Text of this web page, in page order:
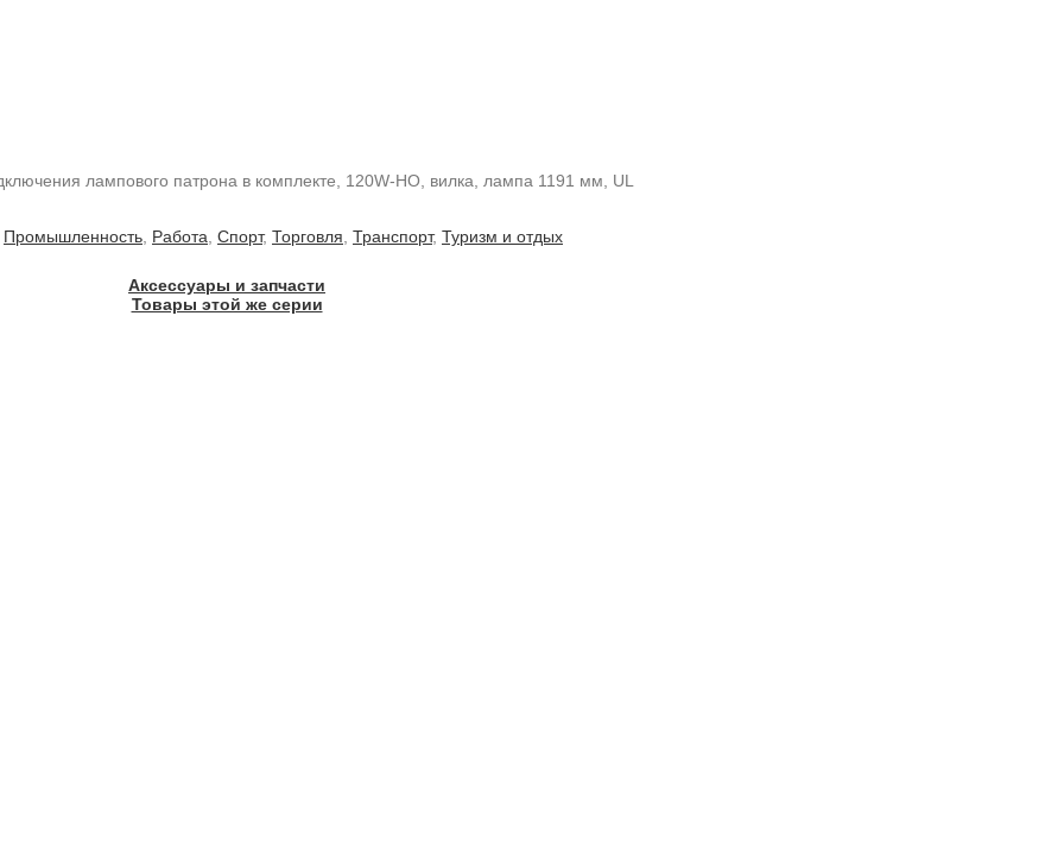
лампового патрона в комплекте, 120W-HO, вилка, лампа 1191 мм, UL
Промышленность Работа Спорт, Торговля Транспорт, Туризм и отдых
Аксессуары и запчасти
Товары этой же серии